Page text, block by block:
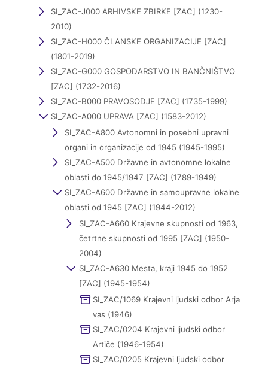
SI_ZAC-J000 ARHIVSKE ZBIRKE [ZAC] (1230-
2010)
SI_ZAC-H000 ČLANSKE ORGANIZACIJE [ZAC]
(1801-2019)
SI_ZAC-G000 GOSPODARSTVO IN BANČNIŠTVO
[ZAC] (1732-2016)
SI_ZAC-B000 PRAVOSODJE [ZAC] (1735-1999)
SI_ZAC-A000 UPRAVA [ZAC] (1583-2012)
SI_ZAC-A800 Avtonomni in posebni upravni
organi in organizacije od 1945 (1945-1995)
SI_ZAC-A500 Državne in avtonomne lokalne
oblasti do 1945/1947 [ZAC] (1789-1949)
SI_ZAC-A600 Državne in samoupravne lokalne
oblasti od 1945 [ZAC] (1944-2012)
SI_ZAC-A660 Krajevne skupnosti od 1963,
četrtne skupnosti od 1995 [ZAC] (1950-
2004)
SI_ZAC-A630 Mesta, kraji 1945 do 1952
[ZAC] (1945-1954)
SI_ZAC/1069 Krajevni ljudski odbor Arja
vas (1946)
SI_ZAC/0204 Krajevni ljudski odbor
Artiče (1946-1954)
SI_ZAC/0205 Krajevni ljudski odbor